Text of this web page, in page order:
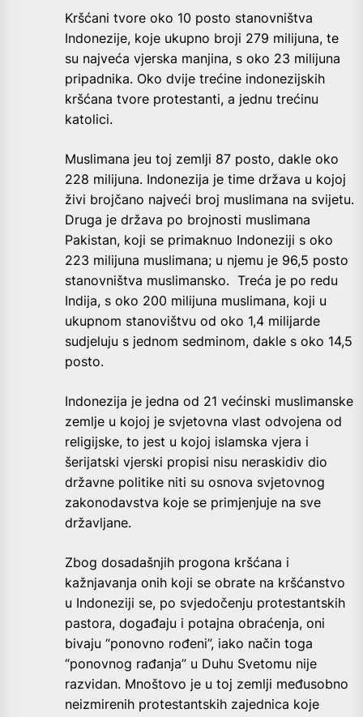
Kršćani tvore oko 10 posto stanovništva
Indonezije, koje ukupno broji 279 milijuna, te
su najveća vjerska manjina, s oko 23 milijuna
pripadnika. Oko dvije trećine indonezijskih
kršćana tvore protestanti, a jednu trećinu
katolici.
Muslimana jeu toj zemlji 87 posto, dakle oko
228 milijuna. Indonezija je time država u kojoj
živi brojčano najveći broj muslimana na svijetu.
Druga je država po brojnosti muslimana
Pakistan, koji se primaknuo Indoneziji s oko
223 milijuna muslimana; u njemu je 96,5 posto
stanovništva muslimansko. Treća je po redu
Indija, s oko 200 milijuna muslimana, koji u
ukupnom stanovištvu od oko 1,4 milijarde
sudjeluju s jednom sedminom, dakle s oko 14,5
posto.
Indonezija je jedna od 21 većinski muslimanske
zemlje u kojoj je svjetovna vlast odvojena od
religijske, to jest u kojoj islamska vjera i
šerijatski vjerski propisi nisu neraskidiv dio
državne politike niti su osnova svjetovnog
zakonodavstva koje se primjenjuje na sve
državljane.
Zbog dosadašnjih progona kršćana i
kažnjavanja onih koji se obrate na kršćanstvo
u Indoneziji se, po svjedočenju protestantskih
pastora, događaju i potajna obraćenja, oni
bivaju “ponovno rođeni”, iako način toga
“ponovnog rađanja” u Duhu Svetomu nije
razvidan. Mnoštovo je u toj zemlji međusobno
neizmirenih protestantskih zajednica koje